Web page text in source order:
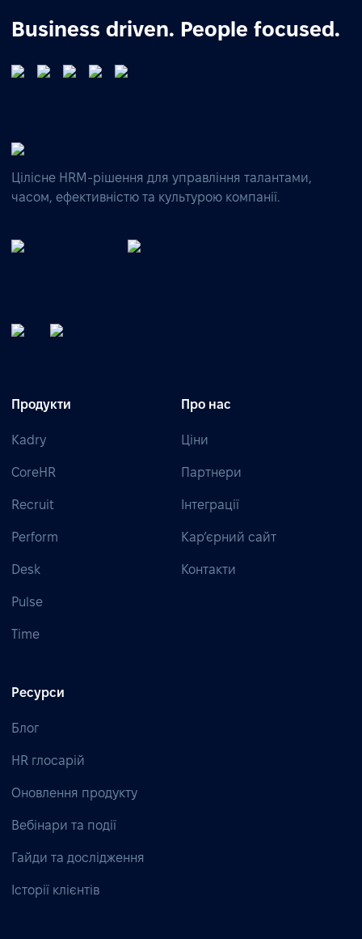
Business driven. People focused.
Цілісне HRM-рішення для управління талантами,
часом, ефективністю та культурою компанії.
Продукти
Kadry
CoreHR
Recruit
Perform
Desk
Pulse
Time
Про нас
Ціни
Партнери
Інтеграції
Кар’єрний сайт
Контакти
Ресурси
Блог
HR глосарій
Оновлення продукту
Вебінари та події
Гайди та дослідження
Історії клієнтів